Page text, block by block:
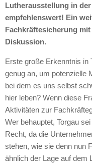
Lutherausstellung in
empfehlenswert! Ein
Fachkräftesicherung
Diskussion.
Erste große Erkenntnis in
genug an, um potenzielle
bei dem es uns selbst
hier leben? Wenn diese
Aktivitäten zur
Wer behauptet, Torgau
Recht, da die
stehen, wie sie denn nun
ähnlich der Lage auf dem